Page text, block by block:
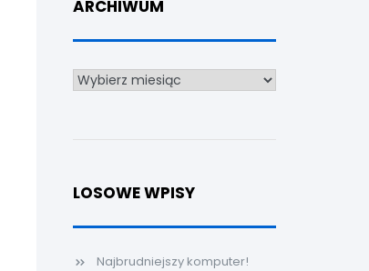
ARCHIWUM
Archiwum
LOSOWE WPISY
Najbrudniejszy komputer!